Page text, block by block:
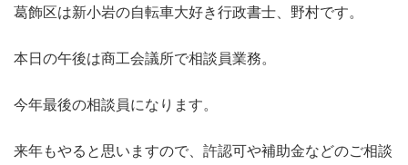
葛飾区は新小岩の自転車大好き行政書士、野村です。
本日の午後は商工会議所で相談員業務。
今年最後の相談員になります。
来年もやると思いますので、許認可や補助金などのご相談